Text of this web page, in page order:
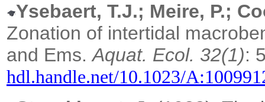
Ysebaert, T.J.; Meire, P.;
Zonation of intertidal
and Ems.Aquat. Ecol. 32(1):
hdl.handle.net/10.1023/